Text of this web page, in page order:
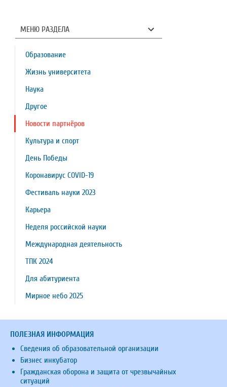
МЕНЮ РАЗДЕЛА
Образование
Жизнь университета
Наука
Другое
Новости партнёров
Культура и спорт
День Победы
Коронавирус COVID-19
Фестиваль науки 2023
Карьера
Неделя российской науки
Международная деятельность
ТПК 2024
Для абитуриента
Мирное небо 2025
ПОЛЕЗНАЯ ИНФОРМАЦИЯ
Сведения об образовательной организации
Бизнес инкубатор
Гражданская оборона и защита от чрезвычайных
ситуаций